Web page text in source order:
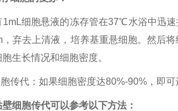
1mL细胞悬液的冻存管在37℃水浴中迅
，弃去上清液，培养基重悬细胞。然后
生长情况和细胞密度。
传代：如果细胞密度达80%-90%，即可
壁细胞传代可以参考以下方法：